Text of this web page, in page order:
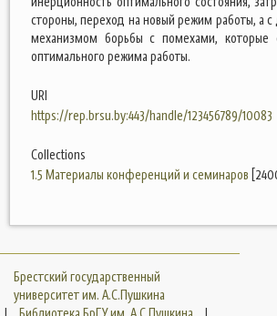
стороны, переход на новый режим работы, а с
механизмом борьбы с помехами, которые
оптимального режима работы.
URI
https://rep.brsu.by:443/handle/123456789/10083
Collections
1.5 Материалы конференций и семинаров
Брестский государственный
университет им. А.С.Пушкина